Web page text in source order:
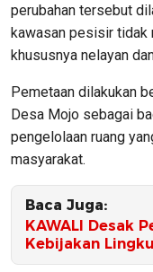
perubahan tersebut
kawasan pesisir tidak
khususnya nelayan
Pemetaan dilakukan
Desa Mojo sebagai
pengelolaan ruang
masyarakat.
Baca Juga:
KAWALI Desak
Kebijakan